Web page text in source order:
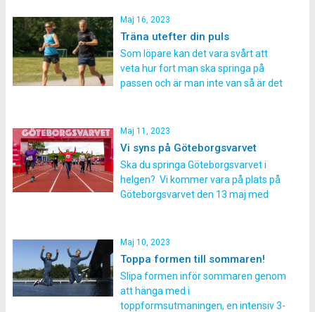
för att din morgonträning ska
upplevas lättare och mer harmonisk!
Att träna på morgonen ger dig energi
[…]
Maj 16, 2023
Träna utefter din puls
Som löpare kan det vara svårt att
veta hur fort man ska springa på
passen och är man inte van så är det
pulsen i din träning kan du lättare
veta hur fort du ska […]
Maj 11, 2023
Vi syns på Göteborgsvarvet
Ska du springa Göteborgsvarvet i
helgen? Vi kommer vara på plats på
Göteborgsvarvet den 13 maj med
kommer möta vår hejarklack på
etapp 9, mellan kilometer 19–20.
Hejarklacken kommer ge dig en
massa pepp inför slutspurten på
loppet […]
Maj 10, 2023
Toppa formen till sommaren!
Slipa formen inför sommaren genom
att hänga med i
toppformsutmaningen, en intensiv 3-